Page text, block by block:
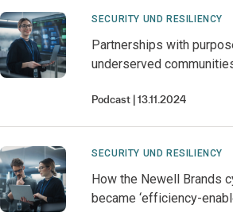
SECURITY UND RESILIENCY
Partnerships with
underserved
Podcast 13.11.2024
SECURITY UND RESILIENCY
How the Newell Brands
became ‘efficiency-